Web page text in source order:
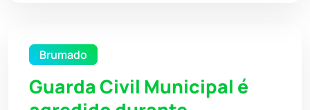
Brumado
Guarda Civil Municipal é